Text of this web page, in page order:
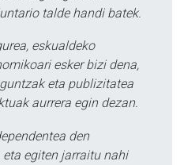
talde handi batek.
eskualdeko
esker bizi dena,
eta publizitatea
aurrera egin dezan.
den
egiten jarraitu nahi